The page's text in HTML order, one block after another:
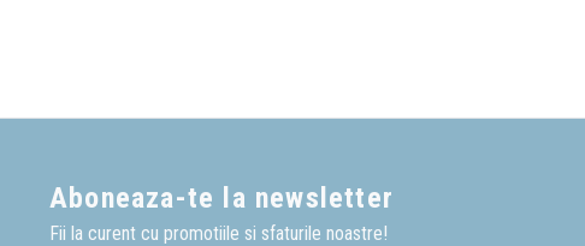
Aboneaza-te la newsletter
Fii la curent cu promotiile si sfaturile noastre!